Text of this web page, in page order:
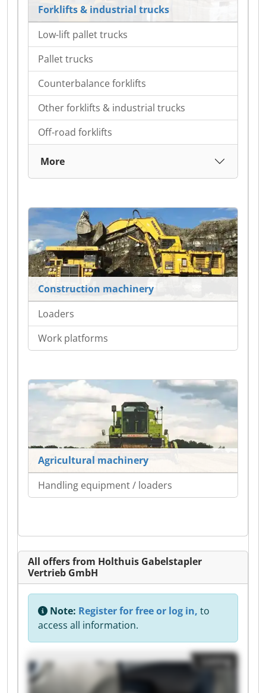
Forklifts & industrial trucks
Low-lift pallet trucks
Pallet trucks
Counterbalance forklifts
Other forklifts & industrial trucks
Off-road forklifts
More
Construction machinery
Loaders
Work platforms
Agricultural machinery
Handling equipment / loaders
All offers from Holthuis Gabelstapler
Vertrieb GmbH
Note: Register for free or log in, to
access all information.
Listing